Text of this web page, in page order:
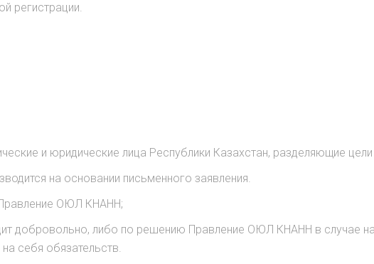
регистрации.
и юридические лица Республики Казахстан, разделяющие
на основании письменного заявления.
ОЮЛ КНАНН;
добровольно, либо по решению Правление ОЮЛ КНАНН в случае
себя обязательств.